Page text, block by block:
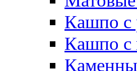
Кашпо с
Кашпо с